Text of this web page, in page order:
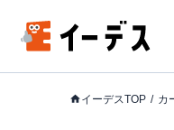
イーデスTOP カ